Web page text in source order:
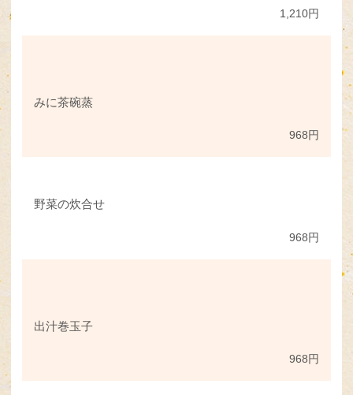
1,210円
みに茶碗蒸
968円
野菜の炊合せ
968円
出汁巻玉子
968円